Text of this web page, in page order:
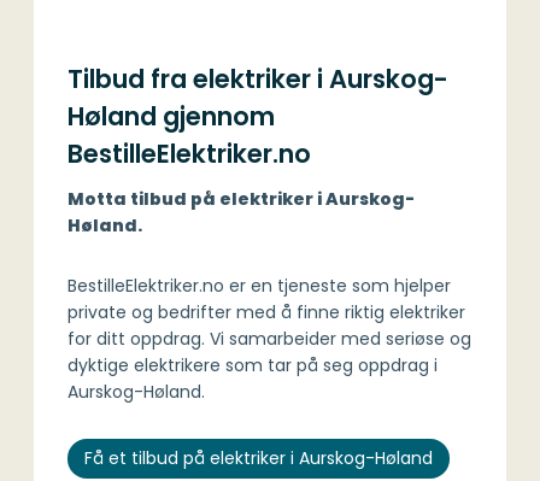
Tilbud fra elektriker i Aurskog-
Høland gjennom
BestilleElektriker.no
Motta tilbud på elektriker i Aurskog-
Høland.
BestilleElektriker.no er en tjeneste som hjelper
private og bedrifter med å finne riktig elektriker
for ditt oppdrag. Vi samarbeider med seriøse og
dyktige elektrikere som tar på seg oppdrag i
Aurskog-Høland.
Få et tilbud på elektriker i Aurskog-Høland